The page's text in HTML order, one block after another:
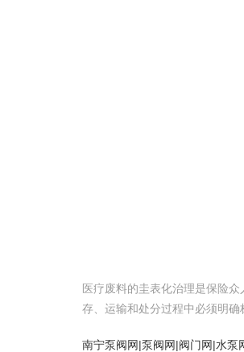
医疗废料的圭表化治理是保险
存、运输和处分过程中必须明确
南宁泵阀网|泵阀网|阀门网|水泵